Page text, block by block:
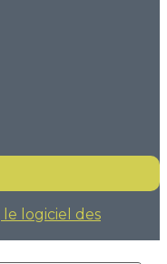
logiciel des